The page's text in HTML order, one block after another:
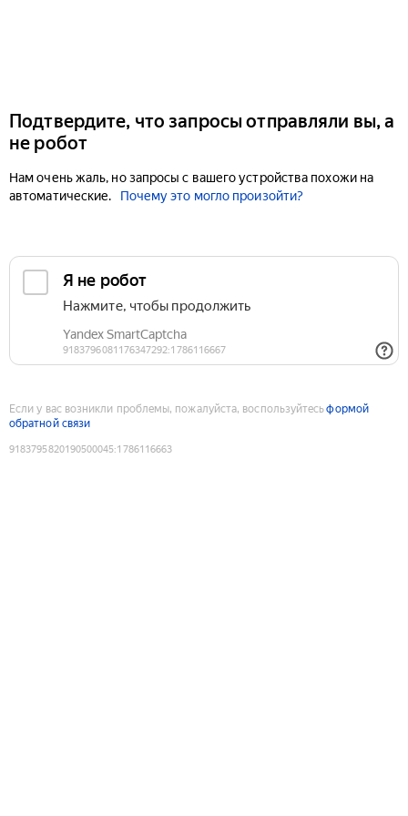
Подтвердите, что запросы отправляли вы, а
не робот
Нам очень жаль, но запросы с вашего устройства похожи на
автоматические.
Почему это могло произойти?
Если у вас возникли проблемы, пожалуйста, воспользуйтесьформой
обратной связи
9183795820190500045:1786116663